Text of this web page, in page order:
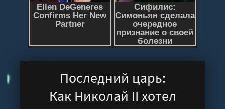
Последний царь:
Как Николай II хотел